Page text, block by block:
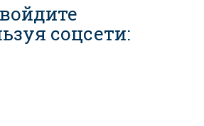
соцсети: